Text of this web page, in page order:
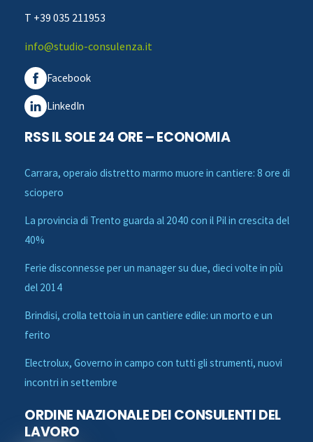
T +39 035 211953
info@studio-consulenza.it
Facebook
LinkedIn
RSS IL SOLE 24 ORE – ECONOMIA
Carrara, operaio distretto marmo muore in cantiere: 8 ore di
sciopero
La provincia di Trento guarda al 2040 con il Pil in crescita del
40%
Ferie disconnesse per un manager su due, dieci volte in più
del 2014
Brindisi, crolla tettoia in un cantiere edile: un morto e un
ferito
Electrolux, Governo in campo con tutti gli strumenti, nuovi
incontri in settembre
ORDINE NAZIONALE DEI CONSULENTI DEL
LAVORO